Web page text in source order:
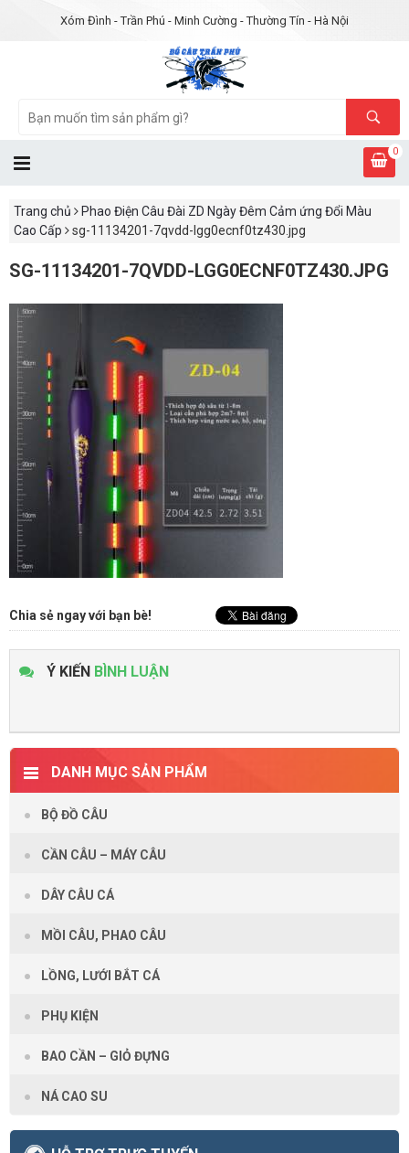
Xóm Đình - Trần Phú - Minh Cường - Thường Tín - Hà Nội
0
Trang chủ
Phao Điện Câu Đài ZD Ngày Đêm Cảm ứng Đổi Màu
Cao Cấp
sg-11134201-7qvdd-lgg0ecnf0tz430.jpg
SG-11134201-7QVDD-LGG0ECNF0TZ430.JPG
Chia sẻ ngay với bạn bè!
Ý KIẾN BÌNH LUẬN
DANH MỤC SẢN PHẨM
BỘ ĐỒ CÂU
CẦN CÂU – MÁY CÂU
DÂY CÂU CÁ
MỒI CÂU, PHAO CÂU
LỒNG, LƯỚI BẮT CÁ
PHỤ KIỆN
BAO CẦN – GIỎ ĐỰNG
NÁ CAO SU